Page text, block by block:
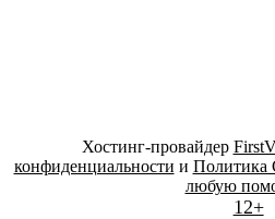
Хостинг-провайдер
конфиденциальности и Политика
любую
12+